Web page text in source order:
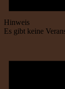
Hinweis
Es gibt keine